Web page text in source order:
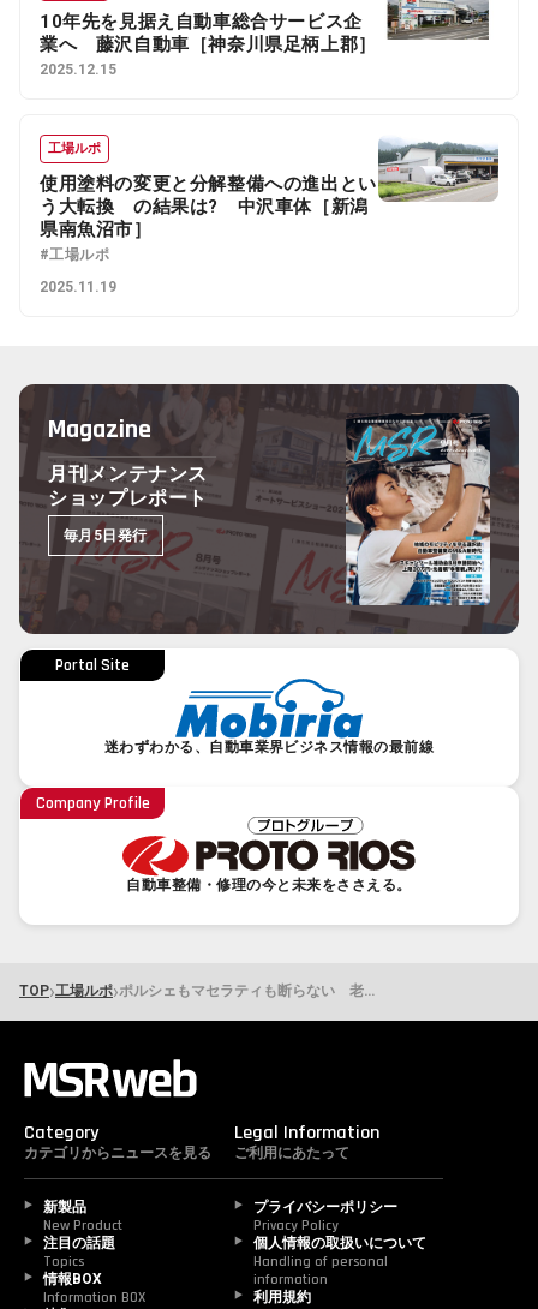
10年先を見据え自動車総合サービス企
業へ 藤沢自動車［神奈川県足柄上郡］
2025.12.15
工場ルポ
使用塗料の変更と分解整備への進出とい
う大転換 の結果は? 中沢車体［新潟
県南魚沼市］
#工場ルポ
2025.11.19
Magazine
月刊メンテナンス
ショップレポート
毎月5日発行
Portal Site
迷わずわかる、自動車業界ビジネス情報の最前線
Company Profile
自動車整備・修理の今と未来をささえる。
TOP›工場ルポ› ポルシェもマセラティも断らない 老舗整備工場がSNSと従業員満足度を武器に新規客を獲得できる理由 カーテック神中［神奈川県藤沢市］
Category
カテゴリからニュースを見る
新製品
New Product
注目の話題
Topics
情報BOX
Information BOX
Legal Information
ご利用にあたって
プライバシーポリシー
Privacy Policy
個人情報の取扱いについて
Handling of personal
information
利用規約